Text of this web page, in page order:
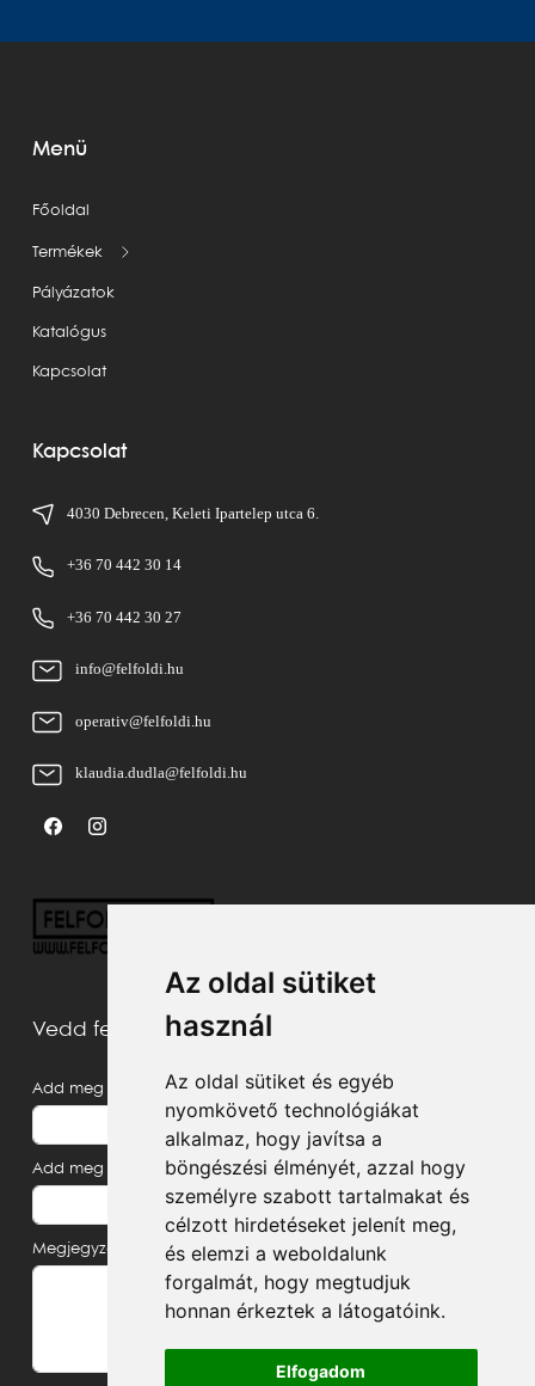
Az oldal sütiket
használ
Az oldal sütiket és egyéb
nyomkövető technológiákat
alkalmaz, hogy javítsa a
böngészési élményét, azzal hogy
személyre szabott tartalmakat és
célzott hirdetéseket jelenít meg,
és elemzi a weboldalunk
forgalmát, hogy megtudjuk
honnan érkeztek a látogatóink.
Elfogadom
Menü
Főoldal
Termékek
Pályázatok
Katalógus
Kapcsolat
Kapcsolat
4030 Debrecen, Keleti Ipartelep utca 6.
+36 70 442 30 14
+36 70 442 30 27
info@felfoldi.hu
operativ@felfoldi.hu
klaudia.dudla@felfoldi.hu
Vedd fel velünk a kapcsolatot
Add meg a neved
Add meg az e-mail címed
Megjegyzés, üzenet